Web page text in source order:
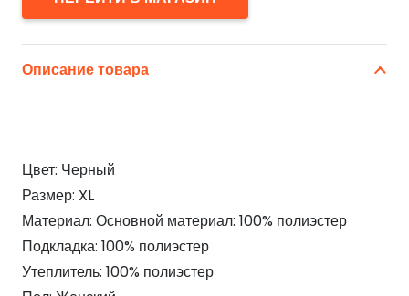
Описание товара
Цвет: Черный
Размер: XL
Материал: Основной материал: 100% полиэстер
Подкладка: 100% полиэстер
Утеплитель: 100% полиэстер